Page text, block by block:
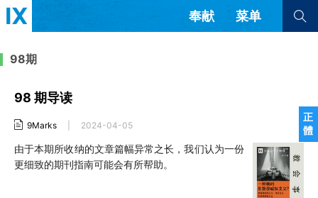
正
體
奉献 菜单
文章
来信
解经式讲道与神学
查看全部
查看全部
隐私条款 其他的模式
98期
98 期导读
9Marks 2024-04-05
由于本期所收纳的文章篇幅异常之长，我们认为一份
更细致的期刊指南可能会有所帮助。